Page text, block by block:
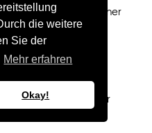
die weitere
Sie der
Mehr erfahren
Okay!
geeigneter technischer
oder vorsätzliche
vollständigen
entsprechend der